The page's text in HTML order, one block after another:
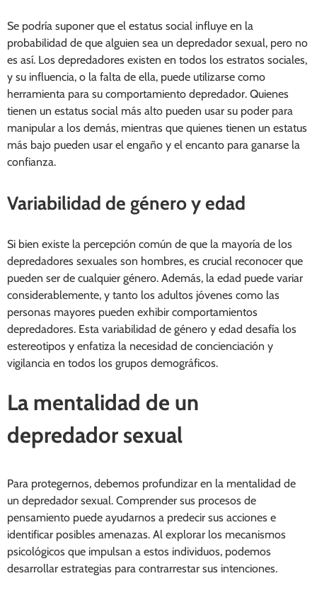
Se podría suponer que el estatus social influye en la
probabilidad de que alguien sea un depredador sexual, pero no
es así. Los depredadores existen en todos los estratos sociales,
y su influencia, o la falta de ella, puede utilizarse como
herramienta para su comportamiento depredador. Quienes
tienen un estatus social más alto pueden usar su poder para
manipular a los demás, mientras que quienes tienen un estatus
más bajo pueden usar el engaño y el encanto para ganarse la
confianza.
Variabilidad de género y edad
Si bien existe la percepción común de que la mayoría de los
depredadores sexuales son hombres, es crucial reconocer que
pueden ser de cualquier género. Además, la edad puede variar
considerablemente, y tanto los adultos jóvenes como las
personas mayores pueden exhibir comportamientos
depredadores. Esta variabilidad de género y edad desafía los
estereotipos y enfatiza la necesidad de concienciación y
vigilancia en todos los grupos demográficos.
La mentalidad de un
depredador sexual
Para protegernos, debemos profundizar en la mentalidad de
un depredador sexual. Comprender sus procesos de
pensamiento puede ayudarnos a predecir sus acciones e
identificar posibles amenazas. Al explorar los mecanismos
psicológicos que impulsan a estos individuos, podemos
desarrollar estrategias para contrarrestar sus intenciones.